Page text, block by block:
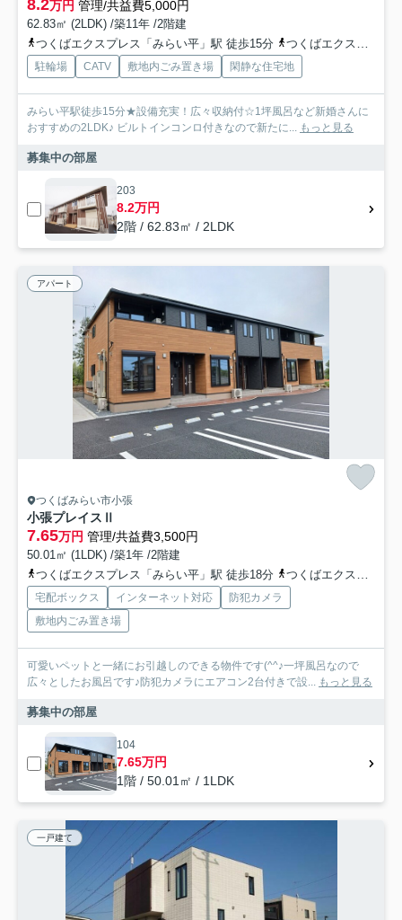
8.2万円 管理/共益費5,000円
62.83㎡ (2LDK) /築11年 /2階建
つくばエクスプレス「みらい平」駅 徒歩15分
つくばエクスプレス「みどりの」駅 徒歩64分
駐輪場 CATV 敷地内ごみ置き場 閑静な住宅地
みらい平駅徒歩15分★設備充実！広々収納付☆1坪風呂など新婚さんに
おすすめの2LDK♪ ビルトインコンロ付きなので新たに... もっと見る
募集中の部屋
203
8.2万円
2階 / 62.83㎡ / 2LDK
アパート
つくばみらい市小張
小張プレイスⅡ
7.65万円 管理/共益費3,500円
50.01㎡ (1LDK) /築1年 /2階建
つくばエクスプレス「みらい平」駅 徒歩18分
つくばエクスプレス「みどりの」駅 徒歩51分
宅配ボックス インターネット対応
防犯カメラ
敷地内ごみ置き場
可愛いペットと一緒にお引越しのできる物件です(^^♪一坪風呂なので
広々としたお風呂です♪防犯カメラにエアコン2台付きで設... もっと見る
募集中の部屋
104
7.65万円
1階 / 50.01㎡ / 1LDK
一戸建て